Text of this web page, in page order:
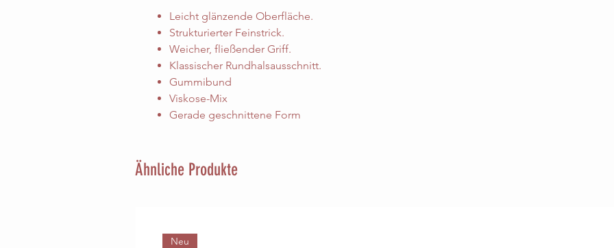
Leicht glänzende Oberfläche.
Strukturierter Feinstrick.
Weicher, fließender Griff.
Klassischer Rundhalsausschnitt.
Gummibund
Viskose-Mix
Gerade geschnittene Form
Ähnliche Produkte
Neu